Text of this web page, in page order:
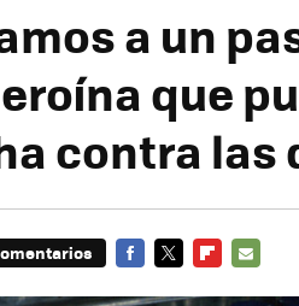
a un
que
contra las